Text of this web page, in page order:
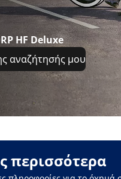
HF Deluxe
αναζήτησής μου
περισσότερα